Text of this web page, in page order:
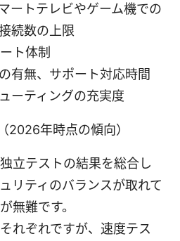
ートテレビやゲーム機での
続数の上限
ト体制
有無、サポート対応時間
ーティングの充実度
2026年時点の傾向）
立テストの結果を総合し
リティのバランスが取れて
無難です。
れぞれですが、速度テス